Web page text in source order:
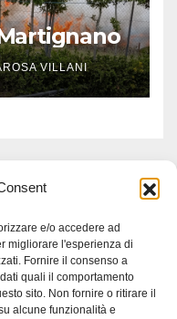
e/o accedere ad
migliorare l'esperienza di
Fornire il consenso a
quali il comportamento
sito. Non fornire o ritirare il
alcune funzionalità e
VILLANI